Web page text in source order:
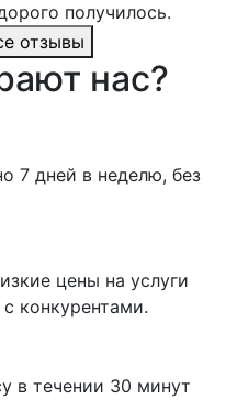
получилось.
отзывы
нас?
7 дней в неделю, без
цены на услуги
конкурентами.
в течении 30 минут